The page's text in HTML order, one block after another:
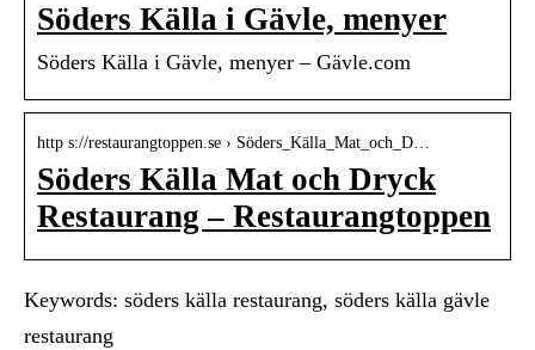
Söders Källa i Gävle, menyer
Söders Källa i Gävle, menyer – Gävle.com
http s://restaurangtoppen.se › Söders_Källa_Mat_och_D…
Söders Källa Mat och Dryck
Restaurang – Restaurangtoppen
Keywords: söders källa restaurang, söders källa gävle
restaurang